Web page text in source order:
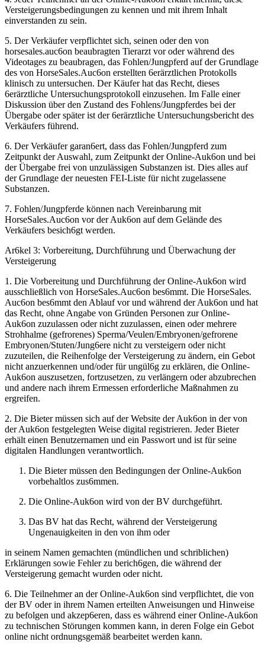
Versteigerungsbedingungen zu kennen und mit ihrem Inhalt
einverstanden zu sein.
5. Der Verkäufer verpflichtet sich, seinen oder den von
horsesales.auc6on beaubragten Tierarzt vor oder während des
Videotages zu beaubragen, das Fohlen/Jungpferd auf der Grundlage
des von HorseSales.Auc6on erstellten 6erärztlichen Protokolls
klinisch zu untersuchen. Der Käufer hat das Recht, dieses
6erärztliche Untersuchungsprotokoll einzusehen. Im Falle einer
Diskussion über den Zustand des Fohlens/Jungpferdes bei der
Übergabe oder später ist der 6erärztliche Untersuchungsbericht des
Verkäufers führend.
6. Der Verkäufer garan6ert, dass das Fohlen/Jungpferd zum
Zeitpunkt der Auswahl, zum Zeitpunkt der Online-Auk6on und bei
der Übergabe frei von unzulässigen Substanzen ist. Dies alles auf
der Grundlage der neuesten FEI-Liste für nicht zugelassene
Substanzen.
7. Fohlen/Jungpferde können nach Vereinbarung mit
HorseSales.Auc6on vor der Auk6on auf dem Gelände des
Verkäufers besich6gt werden.
Ar6kel 3: Vorbereitung, Durchführung und Überwachung der
Versteigerung
1. Die Vorbereitung und Durchführung der Online-Auk6on wird
ausschließlich von HorseSales.Auc6on bes6mmt. Die HorseSales.
Auc6on bes6mmt den Ablauf vor und während der Auk6on und hat
das Recht, ohne Angabe von Gründen Personen zur Online-
Auk6on zuzulassen oder nicht zuzulassen, einen oder mehrere
Strohhalme (gefrorenes) Sperma/Veulen/Embryonen/gefrorene
Embryonen/Stuten/Jung6ere nicht zu versteigern oder nicht
zuzuteilen, die Reihenfolge der Versteigerung zu ändern, ein Gebot
nicht anzuerkennen und/oder für ungül6g zu erklären, die Online-
Auk6on auszusetzen, fortzusetzen, zu verlängern oder abzubrechen
und andere nach ihrem Ermessen erforderliche Maßnahmen zu
ergreifen.
2. Die Bieter müssen sich auf der Website der Auk6on in der von
der Auk6on festgelegten Weise digital registrieren. Jeder Bieter
erhält einen Benutzernamen und ein Passwort und ist für seine
digitalen Handlungen verantwortlich.
Die Bieter müssen den Bedingungen der Online-Auk6on
vorbehaltlos zus6mmen.
Die Online-Auk6on wird von der BV durchgeführt.
Das BV hat das Recht, während der Versteigerung
Ungenauigkeiten in den von ihm oder
in seinem Namen gemachten (mündlichen und schriblichen)
Erklärungen sowie Fehler zu berich6gen, die während der
Versteigerung gemacht wurden oder nicht.
6. Die Teilnehmer an der Online-Auk6on sind verpflichtet, die von
der BV oder in ihrem Namen erteilten Anweisungen und Hinweise
zu befolgen und akzep6eren, dass es während einer Online-Auk6on
zu technischen Störungen kommen kann, in deren Folge ein Gebot
online nicht ordnungsgemäß bearbeitet werden kann.